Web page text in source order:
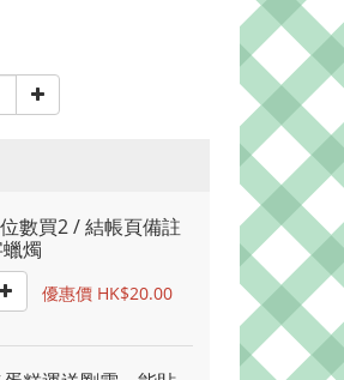
數買2 / 結帳頁備註
燭
優惠價 HK$20.00